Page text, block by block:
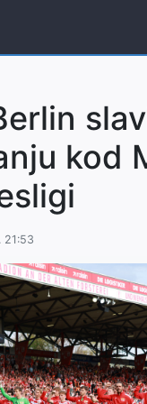
kod
21:53